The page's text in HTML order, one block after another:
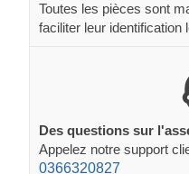
Toutes les pièces sont
faciliter leur identification
Des questions sur
Appelez notre support
0366320827